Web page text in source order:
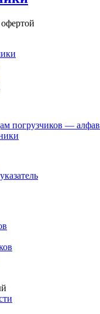
погрузчиков —